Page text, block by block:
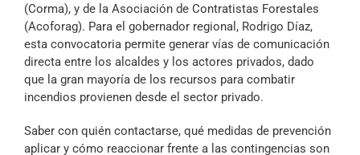
(Corma), y de la Asociación de Contratistas Forestales
(Acoforag). Para el gobernador regional, Rodrigo Díaz,
esta convocatoria permite generar vías de comunicación
directa entre los alcaldes y los actores privados, dado
que la gran mayoría de los recursos para combatir
incendios provienen desde el sector privado.
Saber con quién contactarse, qué medidas de prevención
aplicar y cómo reaccionar frente a las contingencias son